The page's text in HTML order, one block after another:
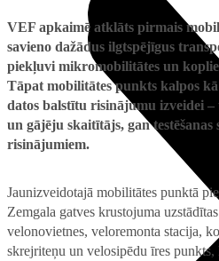
VEF apkaimē atklāts pirmais
savieno dažādus ilgtspējīgus
piekļuvi mikromobilitātes un
Tāpat mobilitātes punkts kalpos
datos balstītu risinājumu izveidei
un gājēju skaitītājs, gan testēšanas
risinājumiem.
Jaunizveidotajā mobilitātes punktā
Zemgala gatves krustojuma
velonovietnes, veloremonta stacija,
skrejriteņu un velosipēdu īres punkts,